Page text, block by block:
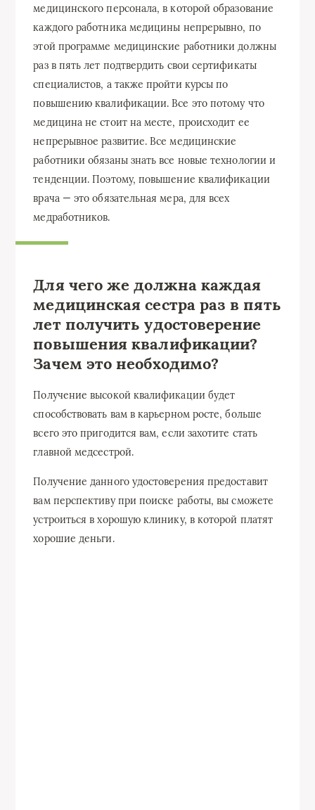
медицинского персонала, в которой образование
каждого работника медицины непрерывно, по
этой программе медицинские работники должны
раз в пять лет подтвердить свои сертификаты
специалистов, а также пройти курсы по
повышению квалификации. Все это потому что
медицина не стоит на месте, происходит ее
непрерывное развитие. Все медицинские
работники обязаны знать все новые технологии и
тенденции. Поэтому, повышение квалификации
врача — это обязательная мера, для всех
медработников.
Для чего же должна каждая
медицинская сестра раз в пять
лет получить удостоверение
повышения квалификации?
Зачем это необходимо?
Получение высокой квалификации будет
способствовать вам в карьерном росте, больше
всего это пригодится вам, если захотите стать
главной медсестрой.
Получение данного удостоверения предоставит
вам перспективу при поиске работы, вы сможете
устроиться в хорошую клинику, в которой платят
хорошие деньги.